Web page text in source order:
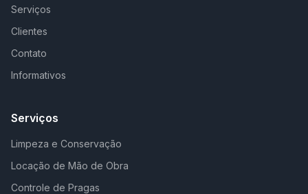
Serviços
Clientes
Contato
Informativos
Serviços
Limpeza e Conservação
Locação de Mão de Obra
Controle de Pragas